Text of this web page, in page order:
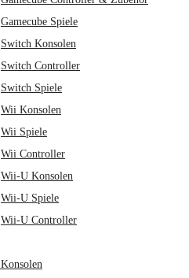
Gamecube Spiele
Switch Konsolen
Switch Controller
Switch Spiele
Wii Konsolen
Wii Spiele
Wii Controller
Wii-U Konsolen
Wii-U Spiele
Wii-U Controller